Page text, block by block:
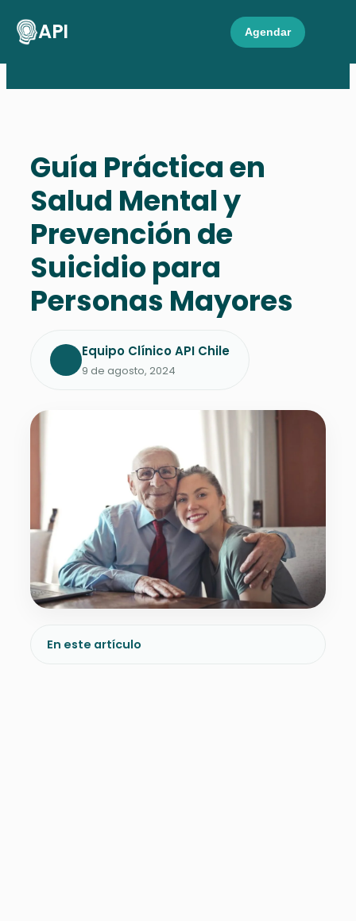
API Agendar
En este artículo
Guía Práctica en
Salud Mental y
Prevención de
Suicidio para
Personas Mayores
Equipo Clínico API Chile
9 de agosto, 2024